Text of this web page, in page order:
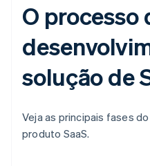
O processo
solução de
Veja as principais fases
produto SaaS.